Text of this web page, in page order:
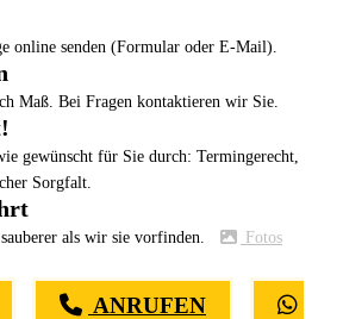
online senden (Formular oder E-Mail).
Maß. Bei Fragen kontaktieren wir Sie.
gewünscht für Sie durch: Termingerecht,
Sorgfalt.
als wir sie vorfinden. Fotos
ANRUFEN